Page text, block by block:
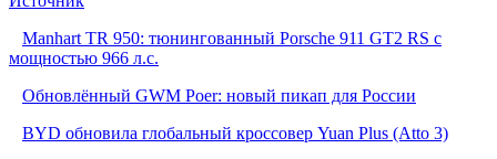
Manhart TR 950: тюнингованный Porsche 911 GT2 RS с
мощностью 966 л.с.
Обновлённый GWM Poer: новый пикап для России
BYD обновила глобальный кроссовер Yuan Plus (Atto 3)